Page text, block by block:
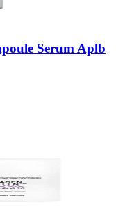
Serum Aplb